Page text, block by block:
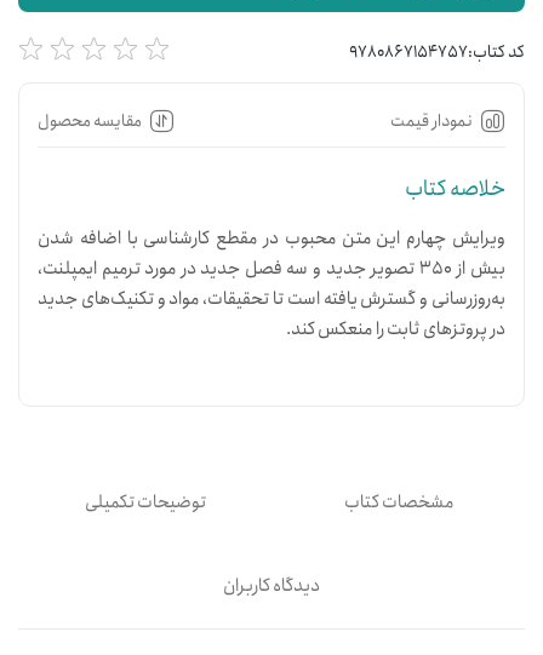
کد کتاب:9780867154757
نمودار قیمت مقایسه محصول
خلاصه کتاب
ویرایش چهارم این متن محبوب در مقطع کارشناسی با اضافه شدن
بیش از 350 تصویر جدید و سه فصل جدید در مورد ترمیم ایمپلنت،
به‌روزرسانی و گسترش یافته است تا تحقیقات، مواد و تکنیک‌های جدید
در پروتزهای ثابت را منعکس کند.
مشخصات کتاب توضیحات تکمیلی
دیدگاه کاربران